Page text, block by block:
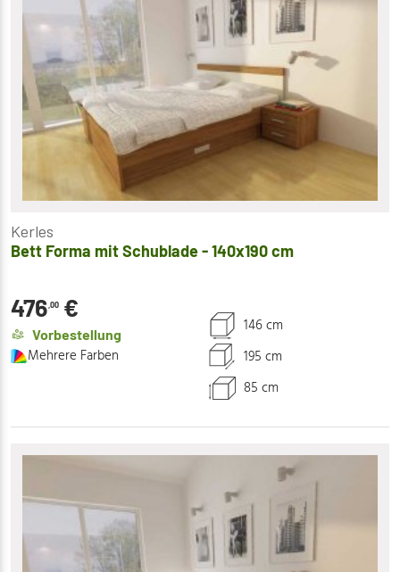
Kerles
Bett Forma mit Schublade - 140x190 cm
476,00 €
Vorbestellung
Mehrere Farben
146 cm
195 cm
85 cm